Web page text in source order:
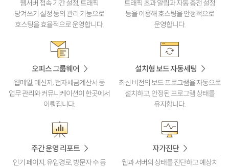
웹서버 접속 기간 설정, 트래픽
당겨쓰기 설정 등의 관리 기능으로
호스팅을 효율적으로 운영합니다.
트래픽 초과 알림과 자동 충전 설정
등을 이용해 호스팅을안정적으로
운영합니다.
오피스 그룹웨어
웹메일, 메신저, 전자세금계산서 등
업무 관리와 커뮤니케이션이 한곳에서
이뤄집니다.
설치형 보드 자동세팅
최신 버전의 보드 프로그램을자동으로
설치하고, 안정된 프로그램 상태를
유지합니다.
주간 운영 리포트
인기 페이지, 유입경로, 방문자 수 등
자가진단
웹과 서버의 상태를 진단하고예상치